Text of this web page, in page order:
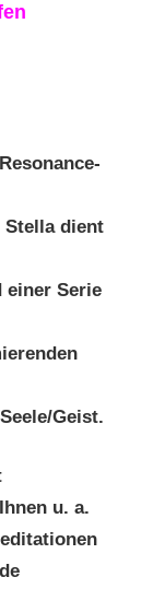
dient
einer Serie
Geist.
u. a.